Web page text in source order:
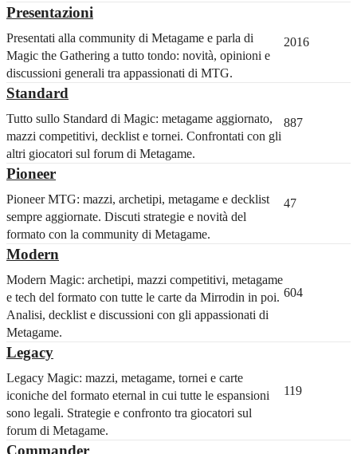
Presentazioni
Presentati alla community di Metagame e parla di
Magic the Gathering a tutto tondo: novità, opinioni e
discussioni generali tra appassionati di MTG.
2016
Standard
Tutto sullo Standard di Magic: metagame aggiornato,
mazzi competitivi, decklist e tornei. Confrontati con gli
altri giocatori sul forum di Metagame.
887
Pioneer
Pioneer MTG: mazzi, archetipi, metagame e decklist
sempre aggiornate. Discuti strategie e novità del
formato con la community di Metagame.
47
Modern
Modern Magic: archetipi, mazzi competitivi, metagame
e tech del formato con tutte le carte da Mirrodin in poi.
Analisi, decklist e discussioni con gli appassionati di
Metagame.
604
Legacy
Legacy Magic: mazzi, metagame, tornei e carte
iconiche del formato eternal in cui tutte le espansioni
sono legali. Strategie e confronto tra giocatori sul
forum di Metagame.
119
Commander